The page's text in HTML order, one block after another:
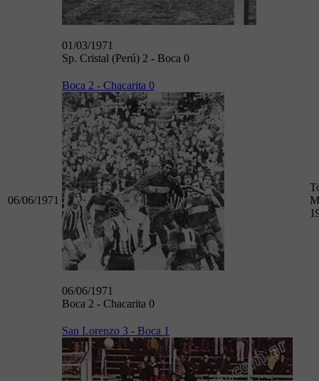
01/03/1971
Sp. Cristal (Perú) 2 - Boca 0
06/06/1971
Boca 2 - Chacarita 0
06/06/1971
Boca 2 - Chacarita 0
San Lorenzo 3 - Boca 1